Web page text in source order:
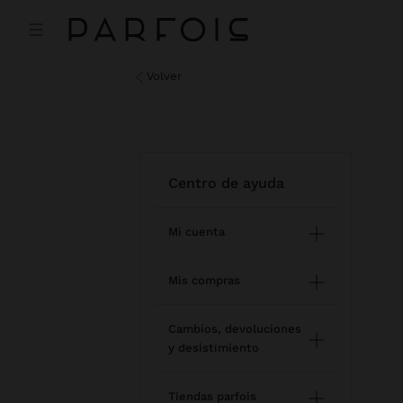
centro de ayuda
Mi cuenta
Registro e inicio de sesión
Newsletter
Mis favoritos
Mis compras
Comprar online
Cambios, devoluciones
y desistimiento
Cómo devolver / desistir
Tiendas parfois
volver